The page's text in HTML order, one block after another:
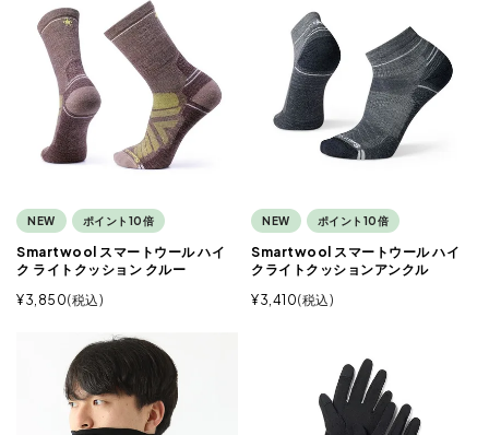
NEW ポイント10倍
Smartwool スマートウール ハイ
ク ライトクッション クルー
¥3,850 税込
NEW ポイント10倍
Smartwool スマートウール ハイ
クライトクッションアンクル
¥3,410 税込